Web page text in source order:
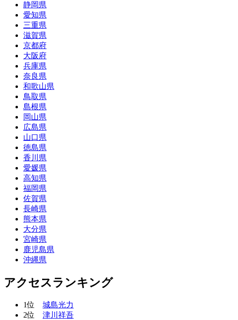
静岡県
愛知県
三重県
滋賀県
京都府
大阪府
兵庫県
奈良県
和歌山県
鳥取県
島根県
岡山県
広島県
山口県
徳島県
香川県
愛媛県
高知県
福岡県
佐賀県
長崎県
熊本県
大分県
宮崎県
鹿児島県
沖縄県
アクセスランキング
1位 城島光力
2位 津川祥吾